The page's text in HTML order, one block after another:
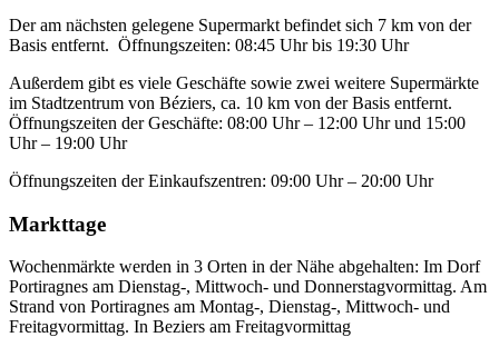
Der am nächsten gelegene Supermarkt befindet sich 7 km von der
Basis entfernt. Öffnungszeiten: 08:45 Uhr bis 19:30 Uhr
Außerdem gibt es viele Geschäfte sowie zwei weitere Supermärkte
im Stadtzentrum von Béziers, ca. 10 km von der Basis entfernt.
Öffnungszeiten der Geschäfte: 08:00 Uhr – 12:00 Uhr und 15:00
Uhr – 19:00 Uhr
Öffnungszeiten der Einkaufszentren: 09:00 Uhr – 20:00 Uhr
Markttage
Wochenmärkte werden in 3 Orten in der Nähe abgehalten: Im Dorf
Portiragnes am Dienstag-, Mittwoch- und Donnerstagvormittag. Am
Strand von Portiragnes am Montag-, Dienstag-, Mittwoch- und
Freitagvormittag. In Beziers am Freitagvormittag